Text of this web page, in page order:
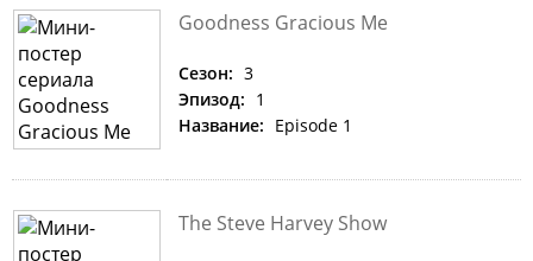
Goodness Gracious Me
Сезон: 3
Эпизод: 1
Название: Episode 1
The Steve Harvey Show